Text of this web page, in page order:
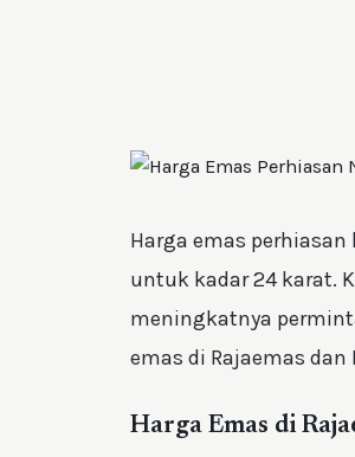
Harga emas
untuk kadar 24 karat.
meningkatnya
emas di Rajaemas dan
Harga Emas di